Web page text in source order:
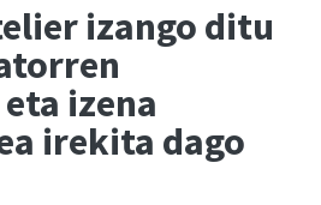
izango ditu
izena
irekita dago